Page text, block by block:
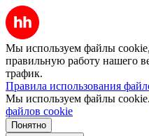
Мы используем файлы
правильную работу нашего
трафик.
Правила использования
Мы используем файлы cookie.
файлов cookie
Понятно